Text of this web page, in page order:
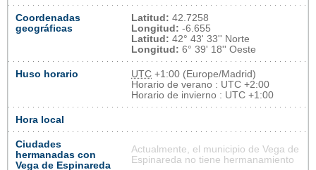
Coordenadas
geográficas
Latitud: 42.7258
Longitud: -6.655
Latitud: 42° 43' 33'' Norte
Longitud: 6° 39' 18'' Oeste
Huso horario UTC +1:00 (Europe/Madrid)
Horario de verano : UTC +2:00
Horario de invierno : UTC +1:00
Hora local
Ciudades
hermanadas con
Vega de Espinareda
Actualmente, el municipio de Vega de
Espinareda no tiene hermanamiento